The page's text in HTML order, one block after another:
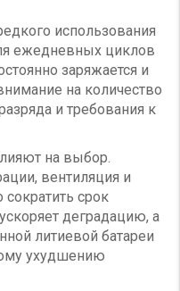
использования
ежедневных циклов
заряжается и
на количество
и требования к
на выбор.
вентиляция и
срок
деградацию, а
литиевой батареи
ухудшению